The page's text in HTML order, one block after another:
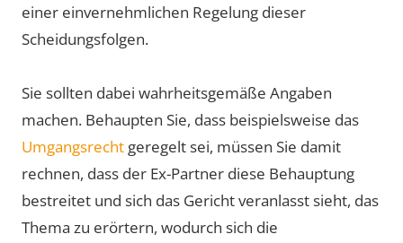
einer einvernehmlichen Regelung dieser
Scheidungsfolgen.
Sie sollten dabei wahrheitsgemäße Angaben
machen. Behaupten Sie, dass beispielsweise das
Umgangsrecht geregelt sei, müssen Sie damit
rechnen, dass der Ex-Partner diese Behauptung
bestreitet und sich das Gericht veranlasst sieht, das
Thema zu erörtern, wodurch sich die